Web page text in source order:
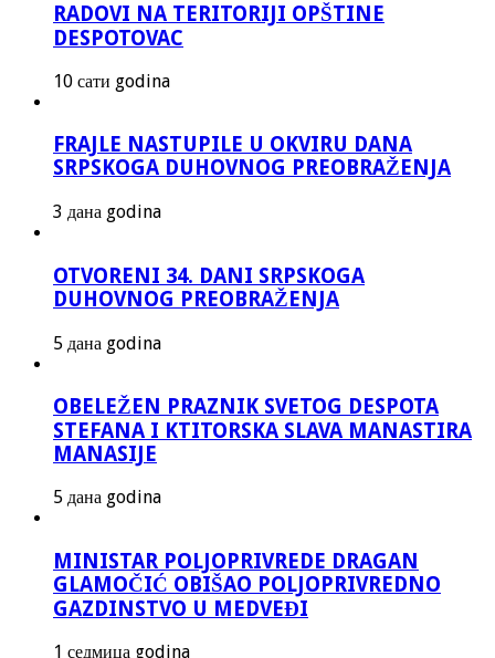
RADOVI NA TERITORIJI OPŠTINE
DESPOTOVAC
10 сати godina
FRAJLE NASTUPILE U OKVIRU DANA
SRPSKOGA DUHOVNOG PREOBRAŽENJA
3 дана godina
OTVORENI 34. DANI SRPSKOGA
DUHOVNOG PREOBRAŽENJA
5 дана godina
OBELEŽEN PRAZNIK SVETOG DESPOTA
STEFANA I KTITORSKA SLAVA MANASTIRA
MANASIJE
5 дана godina
MINISTAR POLJOPRIVREDE DRAGAN
GLAMOČIĆ OBIŠAO POLJOPRIVREDNO
GAZDINSTVO U MEDVEĐI
1 седмица godina